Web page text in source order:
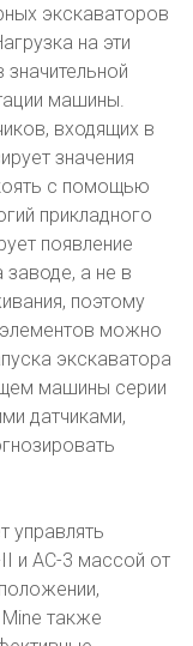
экскаваторов
на эти
машины.
входящих в
значения
с помощью
прикладного
появление
заводе, а не в
поэтому
элементов можно
экскаватора
машины серии
датчиками,
управлять
и AC-3 массой от
также